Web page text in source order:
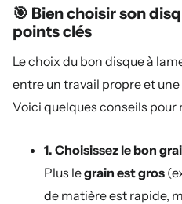
🎯 Bien choisir son
points clés
Le choix du bon disque à
entre un travail propre et
Voici quelques conseils pour
1. Choisissez le bon
Plus legrain est gros
de matière est rapide,